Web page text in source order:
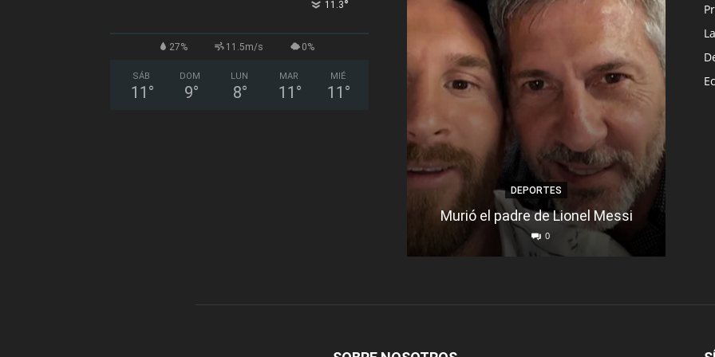
11.3°
27% 11.5m/s 0%
SÁB
11 °
DOM
9°
LUN
8°
MAR
11 °
MIÉ
11 °
DEPORTES
Murió el padre de Lionel Messi
0